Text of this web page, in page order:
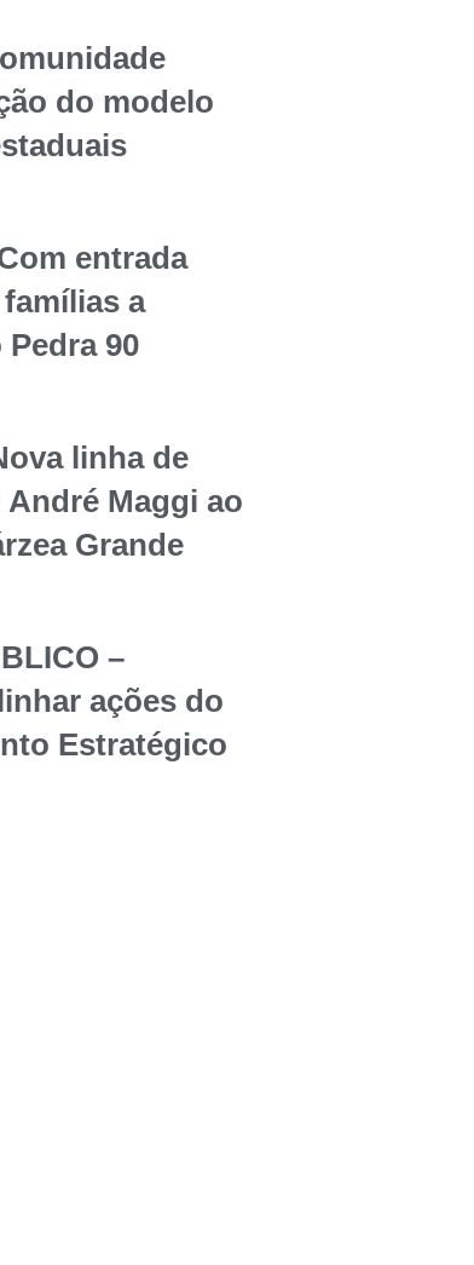
do modelo
entrada
a
90
linha de
Maggi ao
Grande
–
ações do
Estratégico